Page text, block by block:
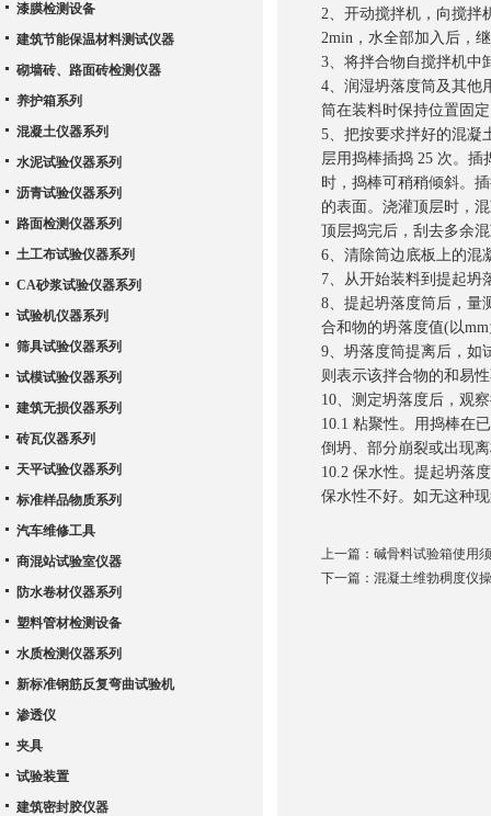
2、开动搅拌机，向搅拌
2min，水全部加入后，
3、将拌合物自搅拌机中
4、润湿坍落度筒及其他
筒在装料时保持位置固
5、把按要求拌好的混凝
层用捣棒插捣 25 次。
时，捣棒可稍稍倾斜。
的表面。浇灌顶层时，
顶层捣完后，刮去多余
6、清除筒边底板上的混
7、从开始装料到提起坍
8、提起坍落度筒后，量
合和物的坍落度值(以
9、坍落度筒提离后，如
则表示该拌合物的和易
10、测定坍落度后，观
10.1 粘聚性。用捣棒在
倒坍、部分崩裂或出现
10.2 保水性。提起坍落
保水性不好。如无这种
上一篇： 碱骨料试验箱使用
下一篇： 混凝土维勃稠度仪
漆膜检测设备
建筑节能保温材料测试仪器
砌墙砖、路面砖检测仪器
养护箱系列
混凝土仪器系列
水泥试验仪器系列
沥青试验仪器系列
路面检测仪器系列
土工布试验仪器系列
CA砂浆试验仪器系列
试验机仪器系列
筛具试验仪器系列
试模试验仪器系列
建筑无损仪器系列
砖瓦仪器系列
天平试验仪器系列
标准样品物质系列
汽车维修工具
商混站试验室仪器
防水卷材仪器系列
塑料管材检测设备
水质检测仪器系列
新标准钢筋反复弯曲试验机
渗透仪
夹具
试验装置
建筑密封胶仪器